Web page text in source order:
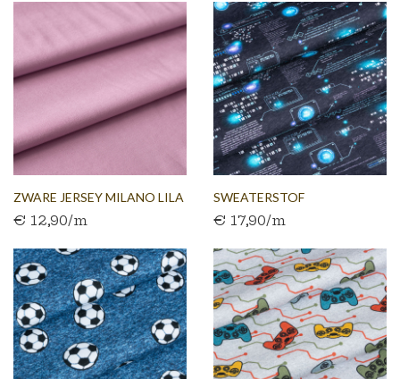
ZWARE JERSEY MILANO LILA
€ 12,90/m
SWEATERSTOF
MARINEBLAUW MET...
€ 17,90/m